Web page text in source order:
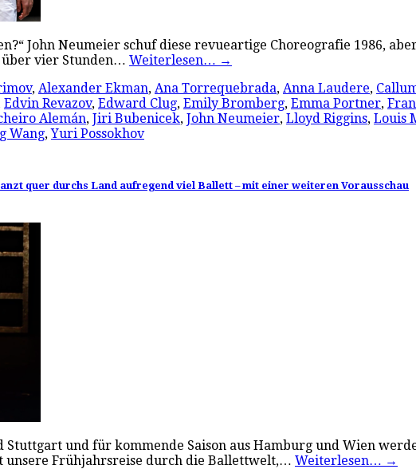
John Neumeier schuf diese revueartige Choreografie 1986,
über vier Stunden… Weiterlesen… →
, Alexander Ekman, Ana Torrequebrada, Anna Laudere,
Edvin Revazov, Edward Clug, Emily Bromberg, Emma Portner,
Alemán, Jiri Bubenicek, John Neumeier, Lloyd Riggins, Louis
Wang,Yuri Possokhov
quer durchs Land aufregend viel Ballett – mit einer weiteren Vorausschau
und für kommende Saison aus Hamburg und Wien
unsere Frühjahrsreise durch die Ballettwelt,… Weiterlesen… →